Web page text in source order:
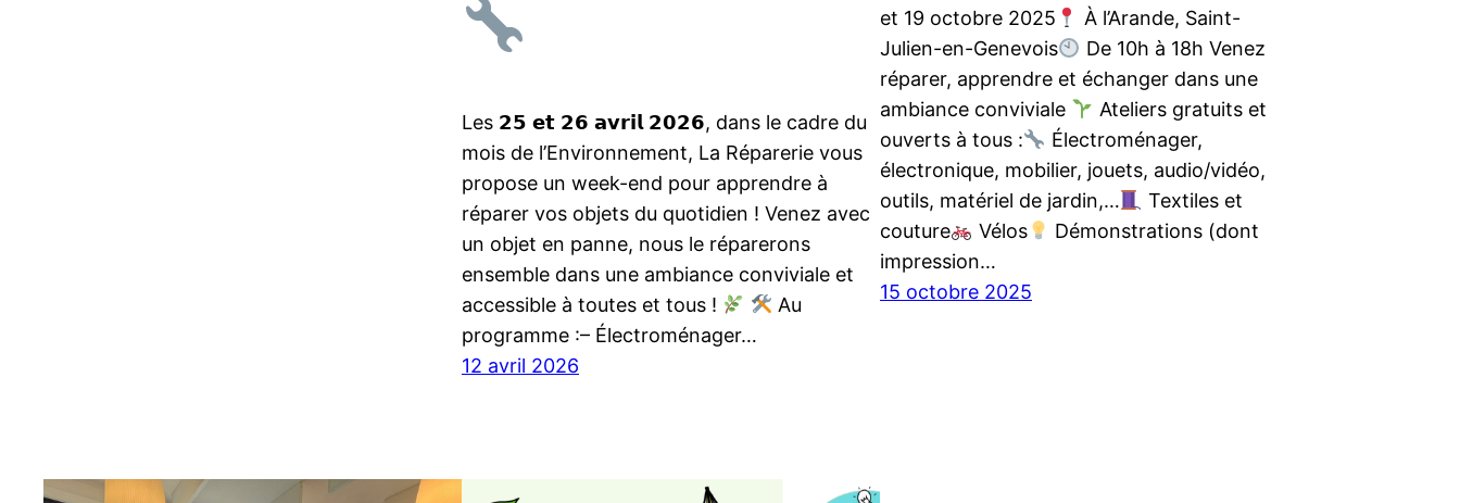
Les 𝟮𝟱 𝗲𝘁 𝟮𝟲 𝗮𝘃𝗿𝗶𝗹 𝟮𝟬𝟮𝟲, dans le cadre du
mois de l’Environnement, La Réparerie vous
propose un week-end pour apprendre à
réparer vos objets du quotidien ! Venez avec
un objet en panne, nous le réparerons
ensemble dans une ambiance conviviale et
accessible à toutes et tous !
Au
programme :– Électroménager…
12 avril 2026
et 19 octobre 2025
À l’Arande, Saint-
Julien-en-Genevois
De 10h à 18h Venez
réparer, apprendre et échanger dans une
ambiance conviviale
Ateliers gratuits et
ouverts à tous :
Électroménager,
électronique, mobilier, jouets, audio/vidéo,
outils, matériel de jardin,…
Textiles et
couture
Vélos
Démonstrations (dont
impression…
15 octobre 2025